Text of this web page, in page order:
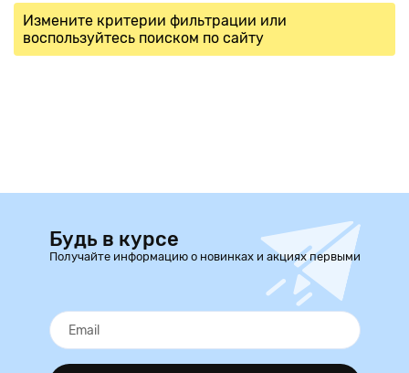
Измените критерии фильтрации или
воспользуйтесь поиском по сайту
Будь в курсе
Получайте информацию о новинках и акциях первыми